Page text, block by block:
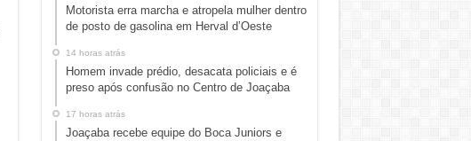
Motorista erra marcha e atropela mulher dentro
de posto de gasolina em Herval d’Oeste
14 horas atrás
Homem invade prédio, desacata policiais e é
preso após confusão no Centro de Joaçaba
17 horas atrás
Joaçaba recebe equipe do Boca Juniors e